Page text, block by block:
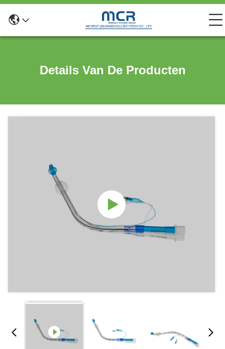
Details Van De Producten